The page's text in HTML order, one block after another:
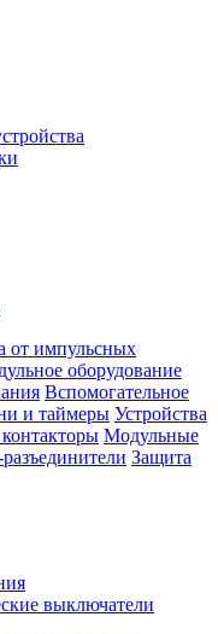
от импульсных
оборудование
Вспомогательное
и таймеры Устройства
Модульные
Защита
выключатели